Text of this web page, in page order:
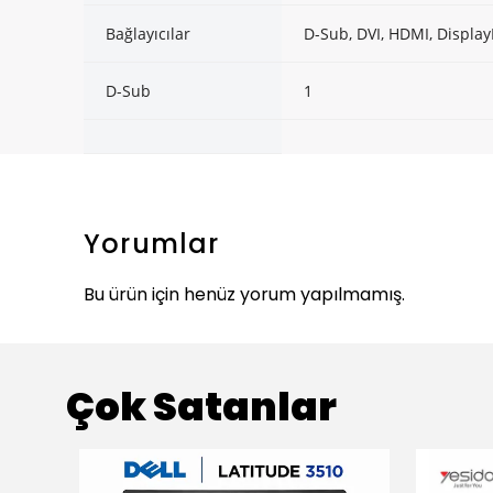
Bağlayıcılar D-Sub, DVI, HDMI,
D-Sub 1
Yorumlar
Bu ürün için henüz yorum yapılmamış.
Çok Satanlar